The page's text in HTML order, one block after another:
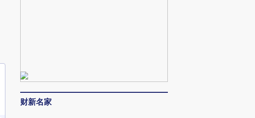
财新名家